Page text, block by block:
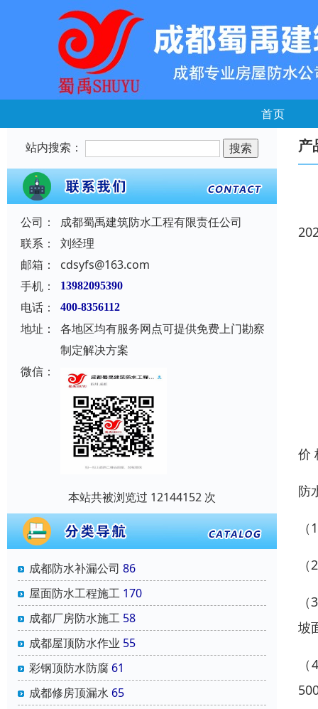
首页
站内搜索：
公司：
成都蜀禹建筑防水工程有限责任公司
联系：
刘经理
邮箱：
cdsyfs@163.com
手机：
13982095390
电话： 400-8356112
地址：
各地区均有服务网点可提供免费上门勘察
制定解决方案
微信：
本站共被浏览过 12144152 次
成都防水补漏公司 86
屋面防水工程施工 170
成都厂房防水施工 58
成都屋顶防水作业 55
彩钢顶防水防腐 61
成都修房顶漏水 65
产
价
防
坡